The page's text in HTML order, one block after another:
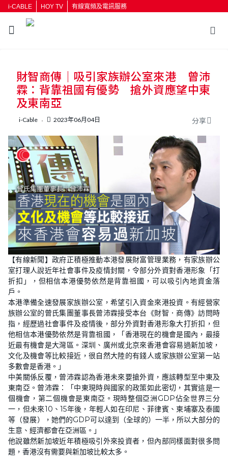
i-CABLE HOY TV 有線寬頻及電訊服務
財智商傳｜吸引家族辦公室來港 曾沛
霖：背靠祖國有優勢 搶外資應望中東
及東南亞
i-Cable 2023年06月04日 分享
【有線新聞】政府正積極推動本港發展財富管理業務，有家族辦公
室打理人說近年社會事件及疫情封關，令部分外資對香港形象「打
折扣」，但相信本港優勢依然是背靠祖國，可以吸引內地資金落
戶。
本港準備全速發展家族辦公室，希望引入資金來港投資。有經營家
族辦公室的曾氏集團董事長曾沛霖接受本台《財智．商傳》訪問時
指，經歷過社會事件及疫情後，部分外資對香港形象大打折扣，但
他相信本港優勢依然是背靠祖國，「香港現在的機會是國內，最接
近最有機會是大灣區。深圳、廣州或北京來香港會容易過新加坡，
文化及機會等比較接近，很自然大陸的有錢人或家族辦公室第一站
多數會是香港。」
中美關係反覆，曾沛霖認為香港未來要搶外資，應該轉型至中東及
東南亞。曾沛霖：「中東現時與國家的政策如此密切，其實這是一
個機會，第二個機會是東南亞。現時整個亞洲GDP佔全世界三分
一，但未來10、15年後，年輕人如在印尼、菲律賓、柬埔寨及泰國
等（發展），她們的GDP可以達到（全球的）一半，所以大部分的
生意、經濟都會在亞洲區。」
他說雖然新加坡近年積極吸引外來投資者，但內部同樣面對很多問
題，香港沒有需要與新加坡比較太多。